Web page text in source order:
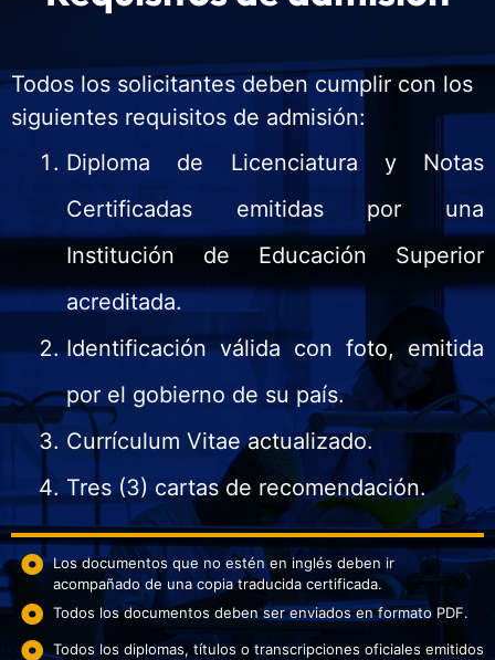
Todos los solicitantes deben cumplir con los
siguientes requisitos de admisión:
Diploma de Licenciatura y Notas
Certificadas emitidas por una
Institución de Educación Superior
acreditada.
Identificación válida con foto, emitida
por el gobierno de su país.
Currículum Vitae actualizado.
Tres (3) cartas de recomendación.
Los documentos que no estén en inglés deben ir
acompañado de una copia traducida certificada.
Todos los documentos deben ser enviados en formato PDF.
Todos los diplomas, títulos o transcripciones oficiales emitidos